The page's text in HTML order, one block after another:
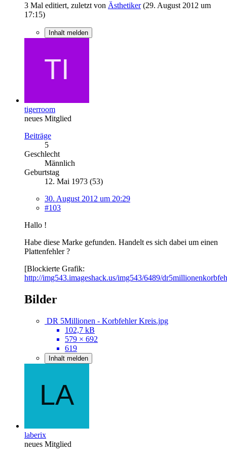
3 Mal editiert, zuletzt von Ästhetiker(29. August 2012 um
17:15)
Inhalt melden
tigerroom
neues Mitglied
Beiträge
5
Geschlecht
Männlich
Geburtstag
12. Mai 1973 (53)
30. August 2012 um 20:29
#103
Hallo !
Habe diese Marke gefunden. Handelt es sich dabei um einen
Plattenfehler ?
[Blockierte Grafik:
http://img543.imageshack.us/img543/6489/
Bilder
DR 5Millionen - Korbfehler Kreis.jpg
102,7 kB
579 × 692
619
Inhalt melden
laberix
neues Mitglied